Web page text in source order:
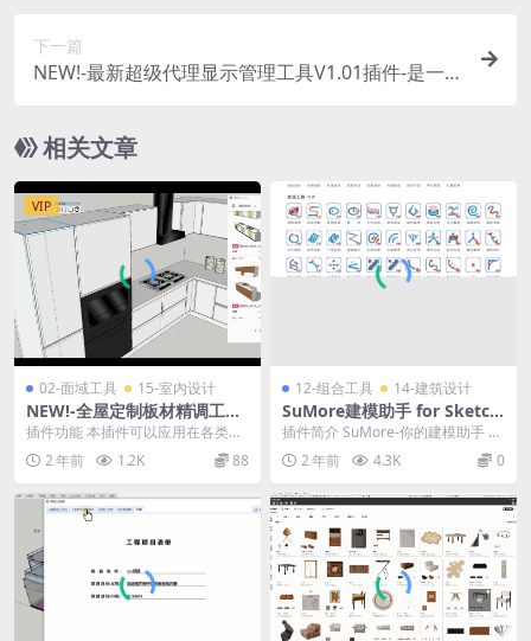
下一篇
NEW!-最新超级代理显示管理工具V1.01插件-是一
器
相关文章
VIP
02-面域工具 15-室内设计
NEW!-全屋定制板材精调工具
for SketchUp2025 V1.10中
插件功能 本插件可以应用在各类橱
柜内的门板设计微调上，可将门板
按照指定的尺寸精确...
2 年前 1.2K 88
12-组合工具 14-建筑设计
SuMore建模助手 for Sketch
Up2019-2024-Windows版
插件简介 SuMore-你的建模助手 40
0+功能 解放繁琐操作 提高生产力
安...2 年前 4.3K 0